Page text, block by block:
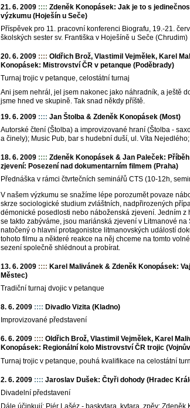
21. 6. 2009 :::: Zdeněk Konopásek: Jak je to s
výzkumu (Hoješín u Seče)
Příspěvek pro 11. pracovní konferenci Biografu, 19.-21.
školských sester sv. Františka v Hoješíně u Seče (Chrudim)
20. 6. 2009 :::: Oldřich Brož, Vlastimil Vejmělek, Karel
Konopásek: Mistrovství ČR v petanque (Poděbrady)
Turnaj trojic v petanque, celostátní turnaj
Ani jsem nehrál, jel jsem nakonec jako náhradník, a ještě
jsme hned ve skupině. Tak snad někdy příště.
19. 6. 2009 :::: Jan Štolba & Zdeněk Konopásek (Most)
Autorské čtení (Štolba) a improvizované hraní (Štolba -
a činely); Music Pub, bar s hudební duší, ul. Víta
18. 6. 2009 :::: Zdeněk Konopásek & Jan Paleček:
zjevení: Posezení nad dokumentarním filmem (Praha)
Přednáška v rámci čtvrtečních seminářů CTS (10-12h,
V našem výzkumu se snažíme lépe porozumět povaze
skrze sociologické studium zvláštních, nadpřirozených
démonické posedlosti nebo náboženská zjevení. Jedním z
se takto zabýváme, jsou mariánská zjevení v Litmanové na
natočený o hlavní protagonistce litmanovských událostí
tohoto filmu a některé reakce na něj chceme na tomto
sezení společně shlédnout a probírat.
13. 6. 2009 :::: Karel Malivánek & Zdeněk Konopásek:
Městec)
Tradiční turnaj dvojic v petanque
8. 6. 2009 :::: Divadlo Vizita (Kladno)
Improvizované představení
6. 6. 2009 :::: Oldřich Brož, Vlastimil Vejmělek, Karel
Konopásek: Regionální kolo Mistrovství ČR trojic
Turnaj trojic v petanque, pouhá kvalifikace na celostátní
2. 6. 2009 :::: Jaroslav Dušek: Čtyři dohody (Hradec
Divadelní představení